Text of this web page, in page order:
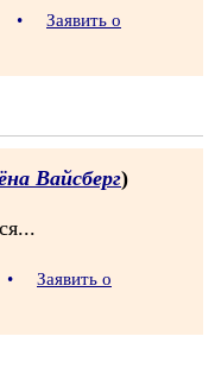
•
Заявить о
Вайсберг)
•
Заявить о